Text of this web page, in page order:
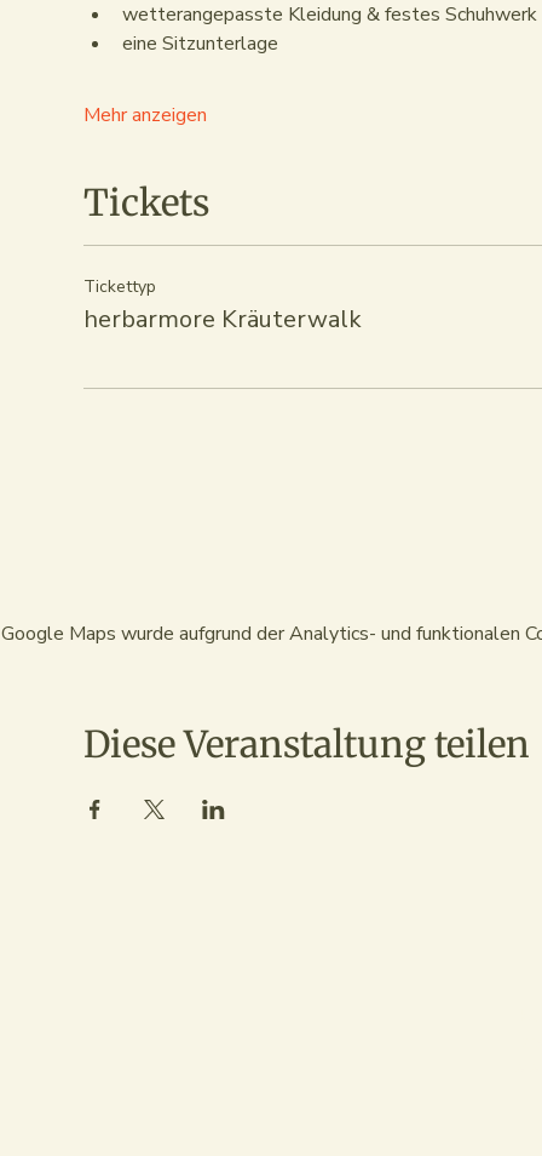
wetterangepasste Kleidung & festes Schuhwerk
eine Sitzunterlage
Mehr anzeigen
Tickets
Tickettyp
herbarmore Kräuterwalk
Google Maps wurde aufgrund der Analytics- und funktionalen
Diese Veranstaltung teilen